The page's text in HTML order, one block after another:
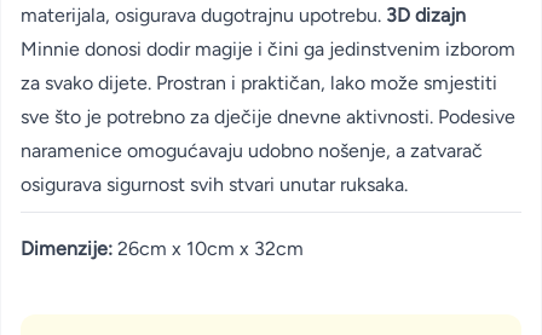
materijala, osigurava dugotrajnu upotrebu. 3D dizajn
Minnie donosi dodir magije i čini ga jedinstvenim izborom
za svako dijete. Prostran i praktičan, lako može smjestiti
sve što je potrebno za dječije dnevne aktivnosti. Podesive
naramenice omogućavaju udobno nošenje, a zatvarač
osigurava sigurnost svih stvari unutar ruksaka.
Dimenzije: 26cm x 10cm x 32cm